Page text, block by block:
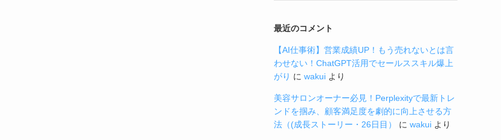
最近のコメント
【AI仕事術】営業成績UP！もう売れないとは言
わせない！ChatGPT活用でセールススキル爆上
がり に wakui より
美容サロンオーナー必見！Perplexityで最新トレ
ンドを掴み、顧客満足度を劇的に向上させる方
法（(成長ストーリー・26日目）
に wakui より